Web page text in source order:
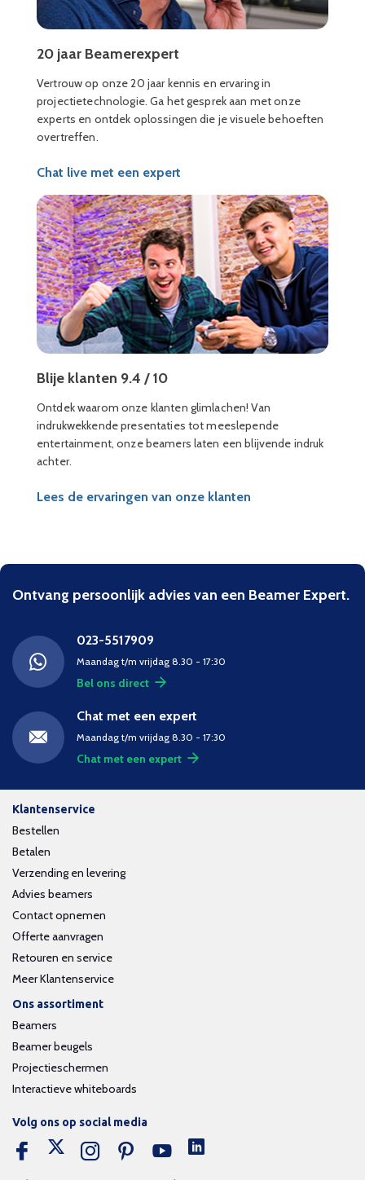
20 jaar Beamerexpert
Vertrouw op onze 20 jaar kennis en ervaring in
projectietechnologie. Ga het gesprek aan met onze
experts en ontdek oplossingen die je visuele behoeften
overtreffen.
Chat live met een expert
Blije klanten 9.4 / 10
Ontdek waarom onze klanten glimlachen! Van
indrukwekkende presentaties tot meeslepende
entertainment, onze beamers laten een blijvende indruk
achter.
Lees de ervaringen van onze klanten
Ontvang persoonlijk advies van een Beamer Expert.
023-5517909
Maandag t/m vrijdag 8.30 - 17:30
Bel ons direct
Chat met een expert
Maandag t/m vrijdag 8.30 - 17:30
Chat met een expert
Klantenservice
Bestellen
Betalen
Verzending en levering
Advies beamers
Contact opnemen
Offerte aanvragen
Retouren en service
Meer Klantenservice
Ons assortiment
Beamers
Beamer beugels
Projectieschermen
Interactieve whiteboards
Volg ons op social media